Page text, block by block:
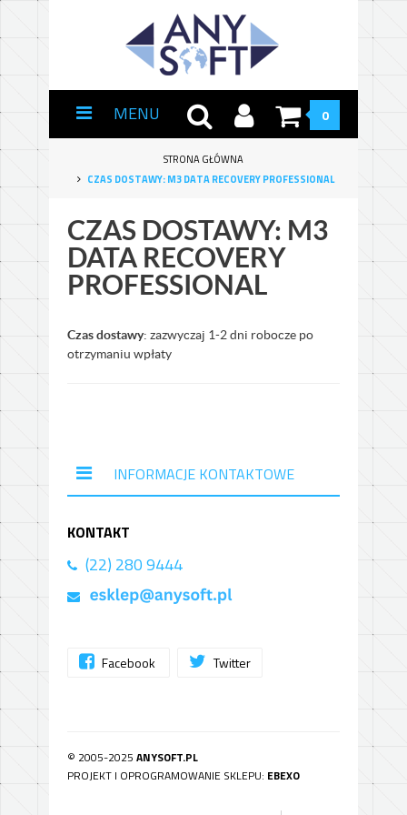
MENU 0
STRONA GŁÓWNA
CZAS DOSTAWY: M3 DATA RECOVERY PROFESSIONAL
CZAS DOSTAWY: M3
DATA RECOVERY
PROFESSIONAL
Czas dostawy: zazwyczaj 1-2 dni robocze po
otrzymaniu wpłaty
INFORMACJE KONTAKTOWE
KONTAKT
(22) 280 9444
Facebook Twitter
© 2005-2025 ANYSOFT.PL
PROJEKT I OPROGRAMOWANIE SKLEPU: EBEXO